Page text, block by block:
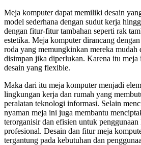
Meja komputer dapat memiliki desain
model sederhana dengan sudut kerja
dengan fitur-fitur tambahan seperti rak
estetika. Meja komputer dirancang
roda yang memungkinkan mereka mudah
disimpan jika diperlukan. Karena itu meja
desain yang flexible.
Maka dari itu meja komputer menjadi
lingkungan kerja dan rumah yang
peralatan teknologi informasi. Selain
nyaman meja ini juga membantu
terorganisir dan efisien untuk
profesional. Desain dan fitur meja
tergantung pada kebutuhan dan